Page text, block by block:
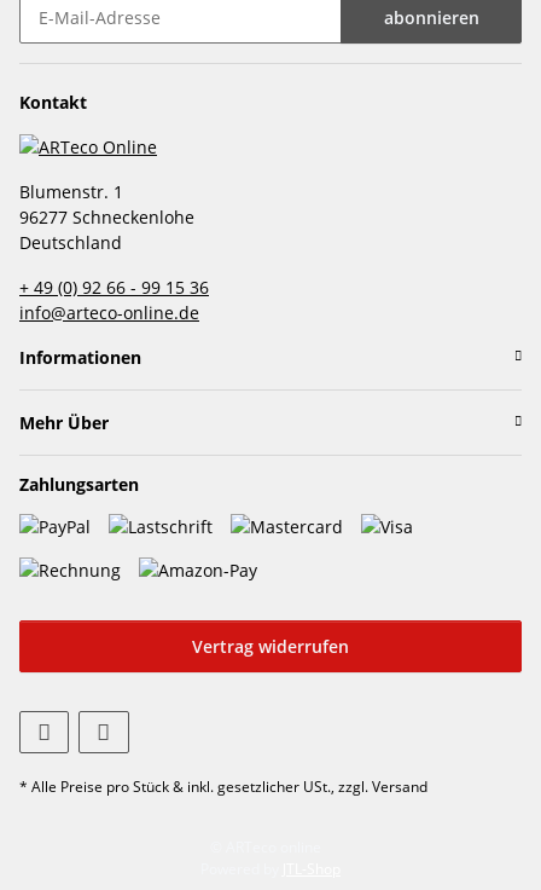
abonnieren
Kontakt
Blumenstr. 1
96277 Schneckenlohe
Deutschland
+ 49 (0) 92 66 - 99 15 36
info@arteco-online.de
Informationen
Mehr Über
Zahlungsarten
Vertrag widerrufen
* Alle Preise pro Stück & inkl. gesetzlicher USt., zzgl. Versand